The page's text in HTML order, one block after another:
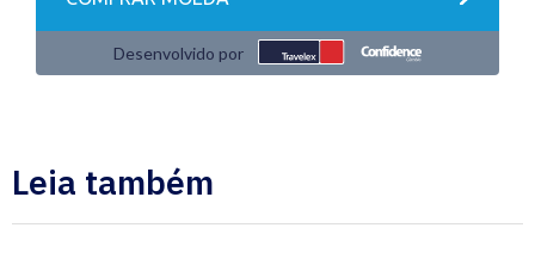
Leia também